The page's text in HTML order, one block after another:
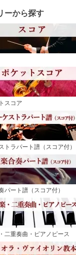
ーから探す
スコア
トラパート譜（スコア付）
パート譜（スコア付）
二重奏曲・ピアノピース